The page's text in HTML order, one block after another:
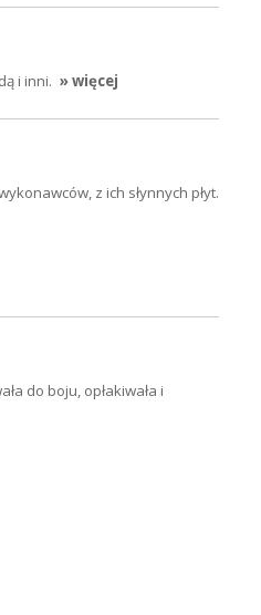
i inni. » więcej
z ich słynnych płyt.
do boju, opłakiwała i